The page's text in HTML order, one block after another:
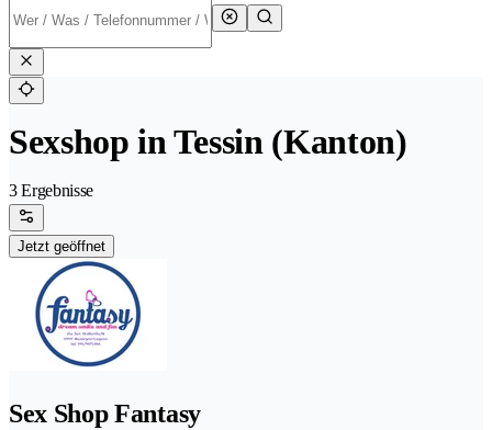
Sexshop in Tessin (Kanton)
3 Ergebnisse
Jetzt geöffnet
Sex Shop Fantasy